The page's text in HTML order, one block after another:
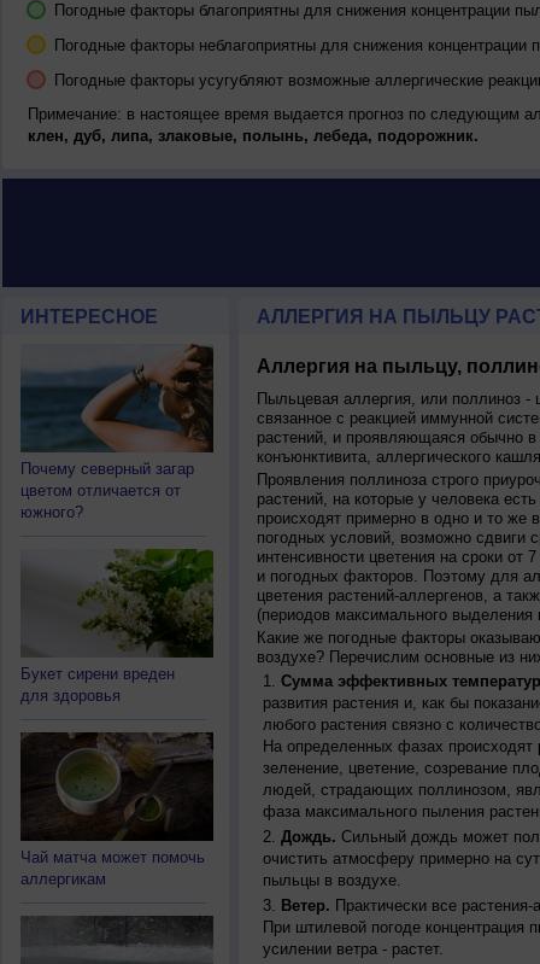
Погодные факторы благоприятны для снижения концентрации
Погодные факторы неблагоприятны для снижения концентрации
Погодные факторы усугубляют возможные аллергические
Примечание: в настоящее время выдается прогноз по следующим
клен, дуб, липа, злаковые, полынь, лебеда, подорожник.
ИНТЕРЕСНОЕ
Почему северный загар
цветом отличается от
южного?
Букет сирени вреден
для здоровья
Чай матча может помочь
аллергикам
АЛЛЕРГИЯ НА ПЫЛЬЦУ
Аллергия на пыльцу,
Пыльцевая аллергия, или поллиноз -
связанное с реакцией иммунной
растений, и проявляющаяся обычно
конъюнктивита, аллергического
Проявления поллиноза строго
растений, на которые у человека
происходят примерно в одно и то же
погодных условий, возможно сдвиги
интенсивности цветения на сроки от
и погодных факторов. Поэтому для
цветения растений-аллергенов, а
(периодов максимального
Какие же погодные факторы
воздухе? Перечислим основные из
Сумма эффективных
развития растения и, как бы
любого растения связно с
На определенных фазах происходят
зеленение, цветение, созревание
людей, страдающих поллинозом,
фаза максимального пыления
Дождь. Сильный дождь может
очистить атмосферу примерно на
пыльцы в воздухе.
Ветер. Практически все
При штилевой погоде
усилении ветра - растет.